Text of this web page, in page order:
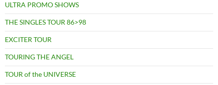
ULTRA PROMO SHOWS
THE SINGLES TOUR 86>98
EXCITER TOUR
TOURING THE ANGEL
TOUR of the UNIVERSE